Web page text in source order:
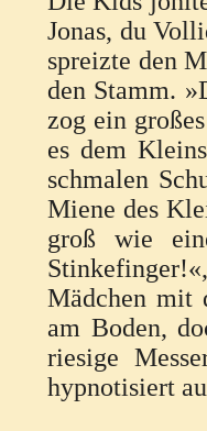
Jonas, du
spreizte den
den Stamm.
zog ein
es dem
schmalen
Miene des
groß wie
Mädchen mit
am Boden,
riesige
hypnotisiert